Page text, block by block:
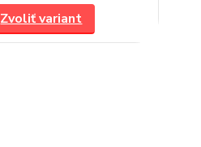
Zvoliť variant